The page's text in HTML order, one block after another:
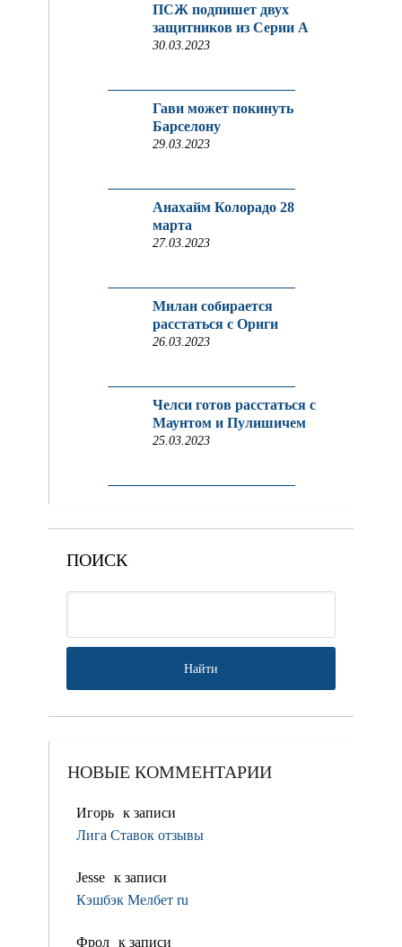
ПСЖ подпишет двух
защитников из Серии A
30.03.2023
Гави может покинуть
Барселону
29.03.2023
Анахайм Колорадо 28
марта
27.03.2023
Милан собирается
расстаться с Ориги
26.03.2023
Челси готов расстаться с
Маунтом и Пулишичем
25.03.2023
ПОИСК
НОВЫЕ КОММЕНТАРИИ
Игорь к записи
Лига Ставок отзывы
Jesse к записи
Кэшбэк Мелбет ru
Фрол к записи